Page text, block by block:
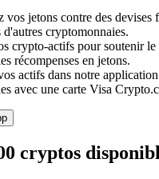
vos jetons contre des devises
d'autres cryptomonnaies.
crypto-actifs pour soutenir le
récompenses en jetons.
actifs dans notre
avec une carte Visa
cryptos